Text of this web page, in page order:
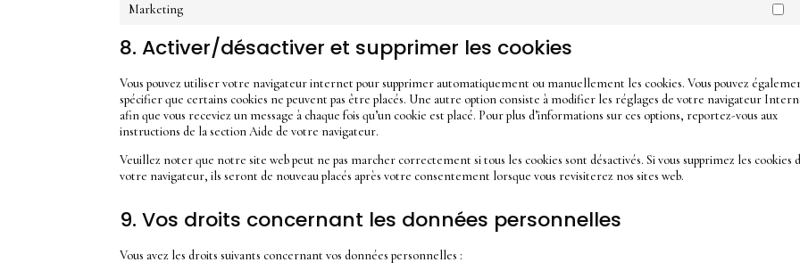
Marketing
8. Activer/désactiver et supprimer les cookies
Vous pouvez utiliser votre navigateur internet pour supprimer automatiquement ou manuellement les cookies. Vous pouvez
spécifier que certains cookies ne peuvent pas être placés. Une autre option consiste à modifier les réglages de votre navigateur
afin que vous receviez un message à chaque fois qu’un cookie est placé. Pour plus d’informations sur ces options, reportez-vous aux
instructions de la section Aide de votre navigateur.
Veuillez noter que notre site web peut ne pas marcher correctement si tous les cookies sont désactivés. Si vous supprimez les cookies
votre navigateur, ils seront de nouveau placés après votre consentement lorsque vous revisiterez nos sites web.
9. Vos droits concernant les données personnelles
Vous avez les droits suivants concernant vos données personnelles :